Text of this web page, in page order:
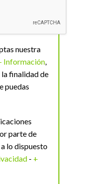
nuestra
Información,
finalidad de
puedas
parte de
a lo dispuesto
- +